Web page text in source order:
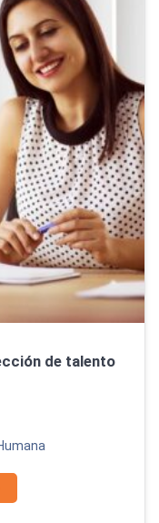
de talento